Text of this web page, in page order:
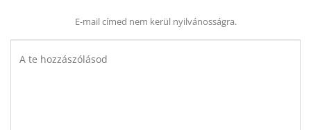
E-mail címed nem kerül nyilvánosságra.